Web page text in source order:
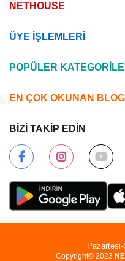
NETHOUSE
ÜYE İŞLEMLERİ
POPÜLER
EN ÇOK OKUNAN
BİZİ TAKİP EDİN
Copyright© 2023
Pazartesi-